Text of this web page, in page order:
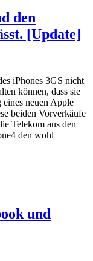
den
[Update]
iPhones 3GS nicht
können, dass sie
neuen Apple
beiden Vorverkäufe
Telekom aus den
den wohl
und